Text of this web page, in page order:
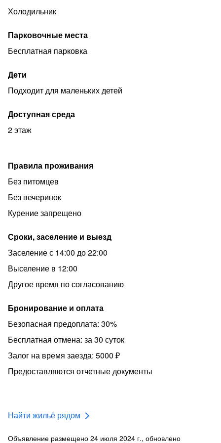
Холодильник
Парковочные места
Бесплатная парковка
Дети
Подходит для маленьких детей
Доступная среда
2 этаж
Правила проживания
Без питомцев
Без вечеринок
Курение запрещено
Сроки, заселение и выезд
Заселение с 14:00 до 22:00
Выселение в 12:00
Другое время по согласованию
Бронирование и оплата
Безопасная предоплата: 30%
Бесплатная отмена: за 30 суток
Залог на время заезда: 5000 ₽
Предоставляются отчетные документы
Найти жильё рядом
Объявление размещено 24 июля 2024 г., обновлено